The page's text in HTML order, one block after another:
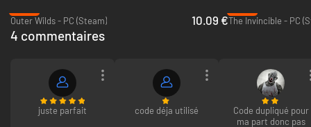
Aucune dépense – Vous disposez d’outils sympas, comme un pistolet laser
ou une sonde, et une imprimante 3D qui peut transformer les déchets
Outer Wilds - PC (Steam)
10.09 €The Invincible - PC
4 commentaires
juste parfait code déja utilisé
Code dupliqué pour
ma part donc pas